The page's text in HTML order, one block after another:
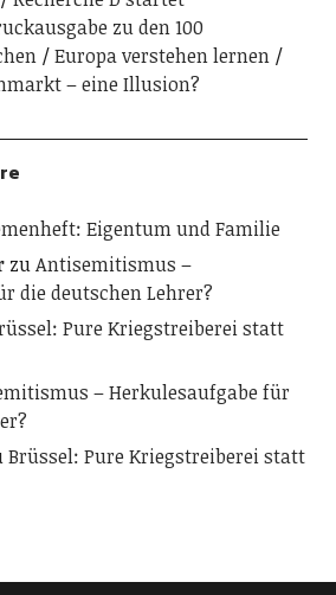
zu den 100
Europa verstehen lernen
– eine Illusion?
Eigentum und Familie
zuAntisemitismus –
die deutschen Lehrer?
Pure Kriegstreiberei statt
– Herkulesaufgabe für
Brüssel: Pure Kriegstreiberei statt